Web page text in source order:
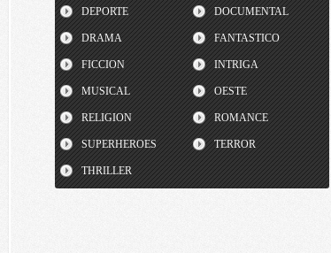
DEPORTE DOCUMENTAL
DRAMA FANTASTICO
FICCION INTRIGA
MUSICAL OESTE
RELIGION ROMANCE
SUPERHEROES TERROR
THRILLER